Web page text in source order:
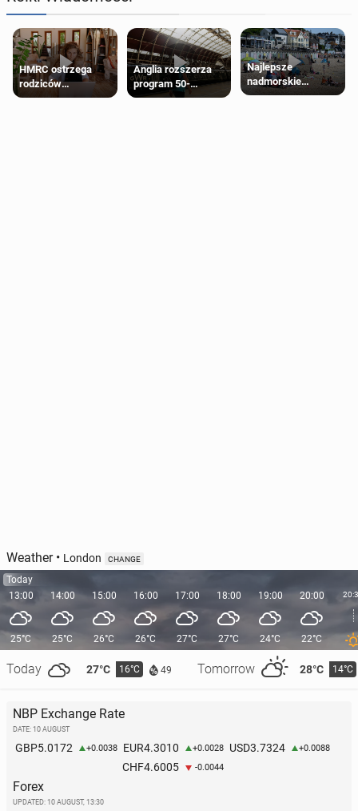
HMRC ostrzega
rodziców
pobierających Child
Anglia rozszerza
program 50-
procentowych
Najlepsze
nadmorskie
miasteczko blisko
Weather• London CHANGE
Today
13:00
25°C
Today 27°C 16°C 49 Tomorrow 28°C 14°C
14:00
25°C
15:00
26°C
16:00
26°C
17:00
27°C
18:00
27°C
19:00
24°C
20:00
22°C
NBP Exchange Rate
DATE: 10 AUGUST
GBP5.0172 +0.0038 EUR4.3010 +0.0028 USD3.7324 +0.0088
CHF4.6005 -0.0044
Forex
UPDATED: 10 AUGUST, 13:30